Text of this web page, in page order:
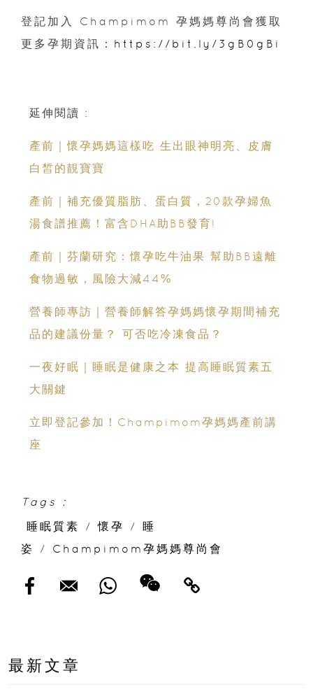
登記加入 Champimom 孕媽媽尊尚會獲取
更多孕期資訊： https://bit.ly/3gB0gBi
延伸閱讀 :
產前｜懷孕媽媽這樣吃 生出眼神明亮、皮膚
白皙的靚寶寶
產前｜補充優質脂肪、蛋白質，20款孕婦魚
湯食譜推薦！富含DHA助BB發育!
產前｜芬蘭研究：懷孕吃牛油果 幫助BB遠離
食物過敏，風險大減44%
營養師專訪｜營養師解答孕媽媽懷孕期間補充
品的建議份量？ 可否吃冷凍食品？
一夜好眠｜睡眠是健康之本 提高睡眠質素五
大關鍵
立即登記參加！Champimom孕媽媽產前講
座
Tags :
睡眠質素
/ 懷孕 /
睡
姿
/ Champimom孕媽媽尊尚會
最新文章